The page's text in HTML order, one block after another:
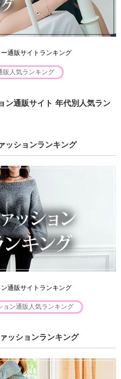
通販サイトランキング
販人気ランキング
ン通販サイト 年代別人気ラン
ッションランキング
通販サイトランキング
ョン通販人気ランキング
ッションランキング